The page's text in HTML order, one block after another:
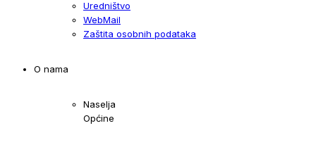
Uredništvo
WebMail
Zaštita osobnih podataka
O nama
Naselja
Općine